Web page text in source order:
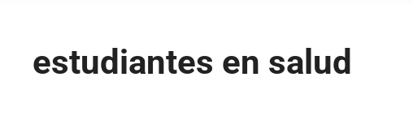
estudiantes en salud